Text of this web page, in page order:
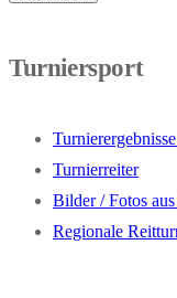
Turniersport
Turnierreiter
Bilder / Fotos
Regionale